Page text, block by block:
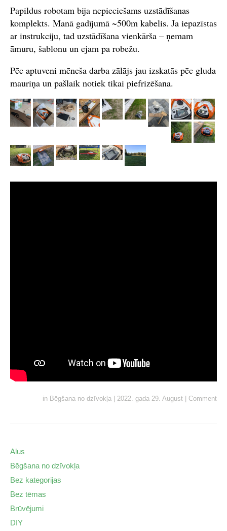
Papildus robotam bija nepieciešams uzstādīšanas
komplekts. Manā gadījumā ~500m kabelis. Ja iepazīstas
ar instrukciju, tad uzstādīšana vienkārša – ņemam
āmuru, šablonu un ejam pa robežu.
Pēc aptuveni mēneša darba zālājs jau izskatās pēc gluda
mauriņa un pašlaik notiek tikai piefrizēšana.
in Bēgšana no dzīvokļa 2022. gada 29. August Comment
Alus
Bēgšana no dzīvokļa
Bez kategorijas
Bez tēmas
Brūvējumi
DIY